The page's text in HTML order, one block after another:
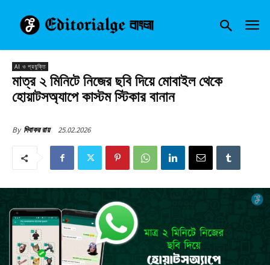
AI ও প্রযুক্তি
মাত্র ২ মিনিটে নিজের ছবি দিয়ে মোবাইল থেকে
হোয়াটসঅ্যাপে কাস্টম স্টিকার বানান
By দিবাকর রায় 25.02.2026